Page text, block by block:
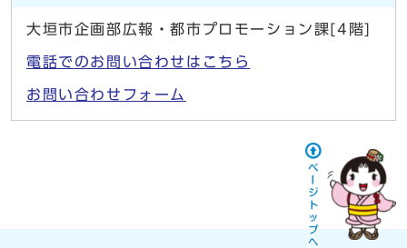
大垣市企画部広報・都市プロモーション課[4階]
電話でのお問い合わせはこちら
お問い合わせフォーム